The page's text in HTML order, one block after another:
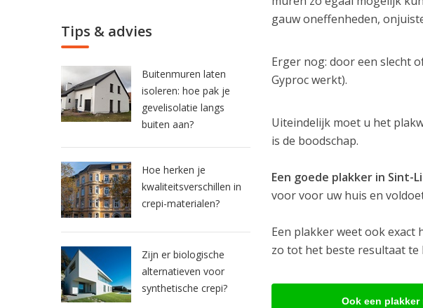
gauw oneffenheden,
Erger nog: door een slecht
Gyproc werkt).
Uiteindelijk moet u het
is de boodschap.
Een goede plakker in Sint-
voor voor uw huis en
Een plakker weet ook
zo tot het beste resultaat te
Ook een
Tips & advies
Buitenmuren laten
isoleren: hoe pak je
gevelisolatie langs
buiten aan?
Hoe herken je
kwaliteitsverschillen in
crepi-materialen?
Zijn er biologische
alternatieven voor
synthetische crepi?